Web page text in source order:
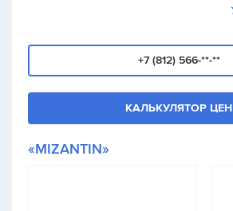
+7 (812) 566-**-**
КАЛЬКУЛЯТОР ЦЕН
«MIZANTIN»